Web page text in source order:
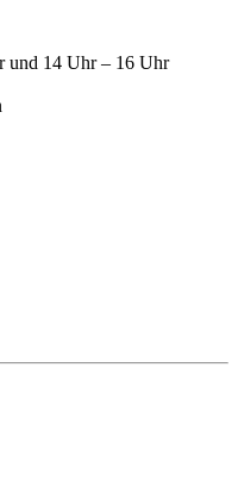
und 14 Uhr – 16 Uhr